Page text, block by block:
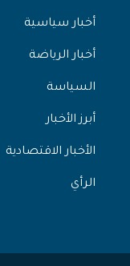
أخبار سياسية
أخبار الرياضة
السياسة
أبرز الأخبار
الأخبار الاقتصادية
الرأي